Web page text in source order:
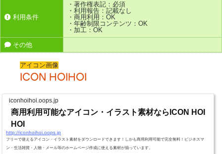
利用条件
・著作権表記：必須
・利用報告：記載なし
・商用利用：OK
・年齢制限コンテンツ：OK
・加工：OK
その他
アイコン画像
ICON HOIHOI
iconhoihoi.oops.jp
商用利用可能なアイコン・イラスト素材ならICON HOI
HOI
http://iconhoihoi.oops.jp
フリーで使えるアイコン・イラスト素材をダウンロードできます！しかも商用利用可能で完全無料！ビジネスマ
ン・生活雑貨・人物・メール等のホームページ作成に使える素材が揃っています。